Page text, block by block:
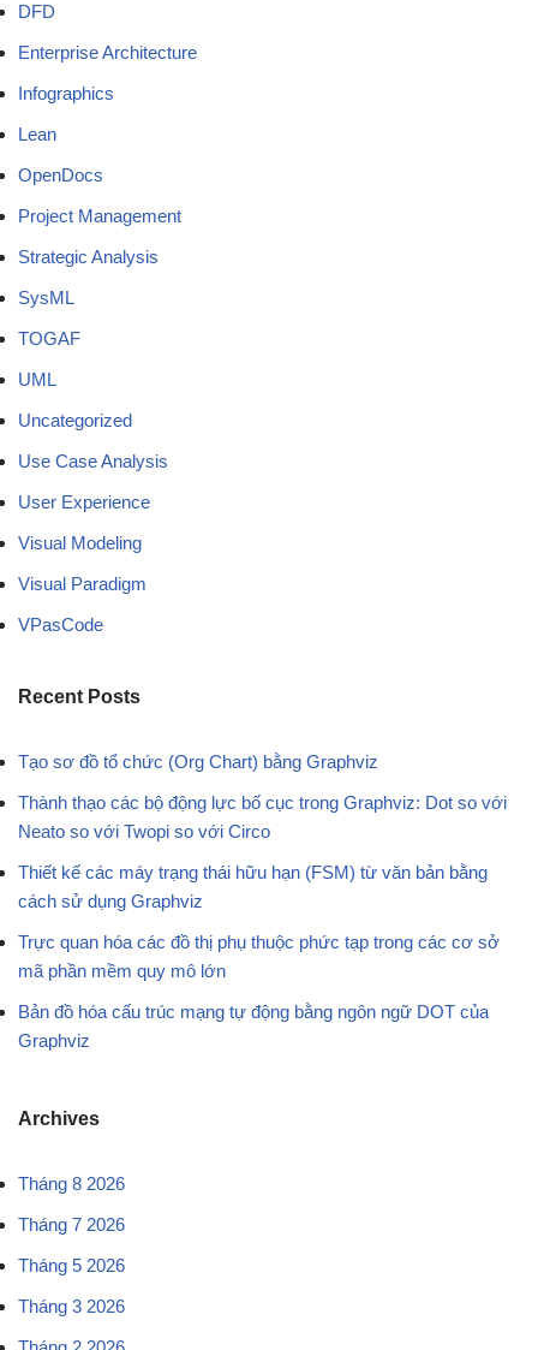
DFD
Enterprise Architecture
Infographics
Lean
OpenDocs
Project Management
Strategic Analysis
SysML
TOGAF
UML
Uncategorized
Use Case Analysis
User Experience
Visual Modeling
Visual Paradigm
VPasCode
Recent Posts
Tạo sơ đồ tổ chức (Org Chart) bằng Graphviz
Thành thạo các bộ động lực bố cục trong Graphviz: Dot so với
Neato so với Twopi so với Circo
Thiết kế các máy trạng thái hữu hạn (FSM) từ văn bản bằng
cách sử dụng Graphviz
Trực quan hóa các đồ thị phụ thuộc phức tạp trong các cơ sở
mã phần mềm quy mô lớn
Bản đồ hóa cấu trúc mạng tự động bằng ngôn ngữ DOT của
Graphviz
Archives
Tháng 8 2026
Tháng 7 2026
Tháng 5 2026
Tháng 3 2026